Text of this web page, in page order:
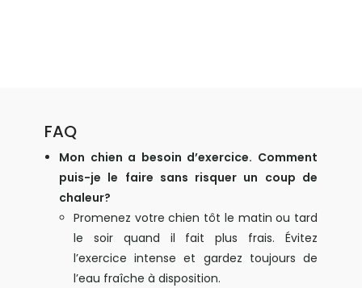
FAQ
Mon chien a besoin d’exercice. Comment
puis-je le faire sans risquer un coup de
chaleur?
Promenez votre chien tôt le matin ou tard
le soir quand il fait plus frais. Évitez
l’exercice intense et gardez toujours de
l’eau fraîche à disposition.